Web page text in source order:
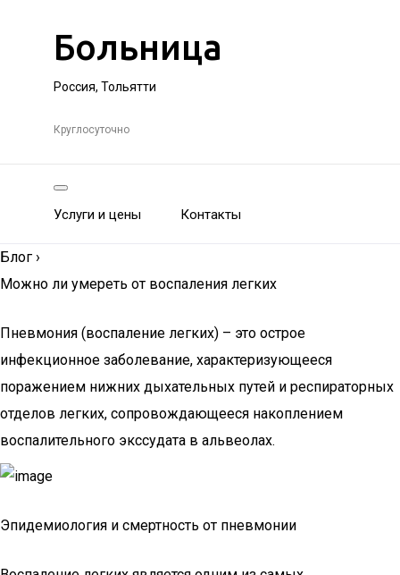
Больница
Россия, Тольятти
Круглосуточно
Услуги и цены Контакты
Блог ›
Можно ли умереть от воспаления легких
Пневмония (воспаление легких) – это острое
инфекционное заболевание, характеризующееся
поражением нижних дыхательных путей и респираторных
отделов легких, сопровождающееся накоплением
воспалительного экссудата в альвеолах.
Эпидемиология и смертность от пневмонии